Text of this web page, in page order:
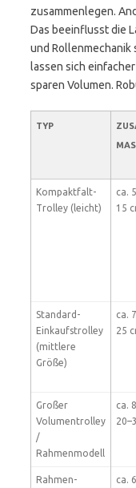
zusammenlegen.
Das beeinflusst die
und Rollenmechanik
lassen sich
sparen Volumen.
TYP
Kompaktfalt-
Trolley (leicht)
ca.
15
Standard-
Einkaufstrolley
(mittlere
Größe)
ca.
25
Großer
Volumentrolley
/
Rahmenmodell
ca.
Rahmen-
ca.